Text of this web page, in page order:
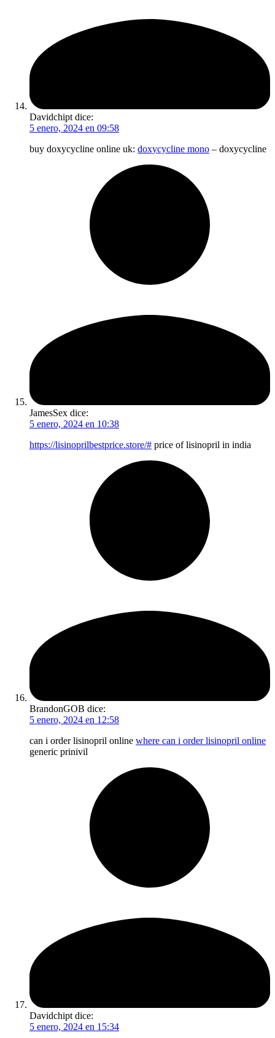
Davidchipt dice:
5 enero, 2024 en 09:58
buy doxycycline online uk: doxycycline mono – doxycycline
JamesSex dice:
5 enero, 2024 en 10:38
https://lisinoprilbestprice.store/# price of lisinopril in india
BrandonGOB dice:
5 enero, 2024 en 12:58
can i order lisinopril online where can i order lisinopril online
generic prinivil
Davidchipt dice:
5 enero, 2024 en 15:34